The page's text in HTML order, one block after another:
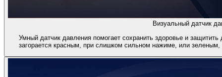
Визуальный датчик
Умный датчик давления помогает сохранить здоровье и
загорается красным, при слишком сильном нажиме, или